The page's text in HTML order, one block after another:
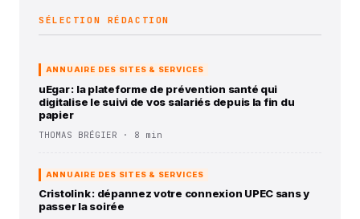
SÉLECTION RÉDACTION
ANNUAIRE DES SITES & SERVICES
uEgar : la plateforme de prévention santé qui
digitalise le suivi de vos salariés depuis la fin du
papier
THOMAS BRÉGIER · 8 min
ANNUAIRE DES SITES & SERVICES
Cristolink : dépannez votre connexion UPEC sans y
passer la soirée